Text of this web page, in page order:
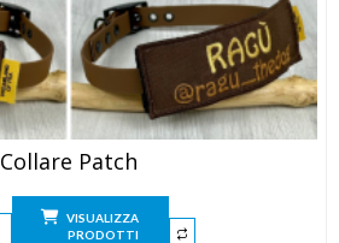
Collare Patch
VISUALIZZA
PRODOTTI